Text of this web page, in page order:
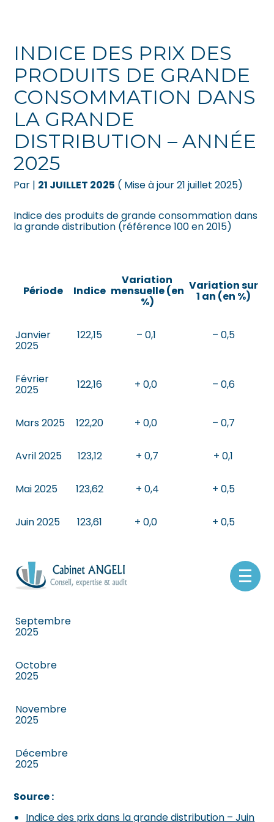
Aller
au
Gérer votre quotidien
Piloter votre entreprise
Développer votre entreprise
Construire votre patrimoine
Être prêt pour la facturation
Suivre votre comptabilité
Gérer vos ressources humaines
Dématérialiser vos documents
INDICE DES PRIX DES
PRODUITS DE GRANDE
CONSOMMATION DANS
LA GRANDE
DISTRIBUTION – ANNÉE
2025
Par | 21 JUILLET 2025 ( Mise à jour 21 juillet 2025)
Indice des produits de grande consommation dans
la grande distribution (référence 100 en 2015)
Période Indice
Variation
mensuelle (en
%)
Variation sur
1 an (en %)
Janvier
2025
122,15 – 0,1 – 0,5
Février
2025 122,16 + 0,0 – 0,6
Mars 2025 122,20 + 0,0 – 0,7
Avril 2025 123,12 + 0,7 + 0,1
Mai 2025 123,62 + 0,4 + 0,5
Juin 2025 123,61 + 0,0 + 0,5
Août 2025
Septembre
2025
Octobre
2025
Novembre
2025
Décembre
2025
Source :
Indice des prix dans la grande distribution – Juin